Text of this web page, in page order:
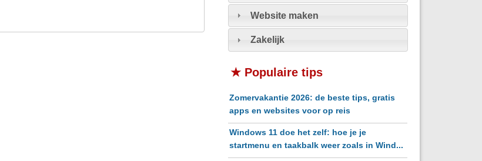
Website maken
Zakelijk
★ Populaire tips
Zomervakantie 2026: de beste tips, gratis
apps en websites voor op reis
Windows 11 doe het zelf: hoe je je
startmenu en taakbalk weer zoals in Wind...